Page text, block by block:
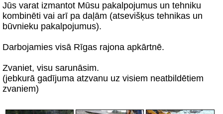
Jūs varat izmantot Mūsu pakalpojumus un tehniku
kombinēti vai arī pa daļām (atsevišķus tehnikas un
būvnieku pakalpojumus).
Darbojamies visā Rīgas rajona apkārtnē.
Zvaniet, visu sarunāsim.
(jebkurā gadījuma atzvanu uz visiem neatbildētiem
zvaniem)